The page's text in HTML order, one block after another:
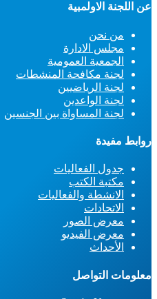
عن اللجنة الاولمبية
من نحن
مجلس الادارة
الجمعية العمومية
لجنة مكافحة المنشطات
لجنة الرياضيين
لجنة الواعدين
لجنة المساواة بين الجنسين
روابط مفيدة
جدول الفعاليات
مكتبة الكتب
الانشطة والفعاليات
الاتحادات
معرض الصور
معرض الفيديو
الأحداث
معلومات التواصل